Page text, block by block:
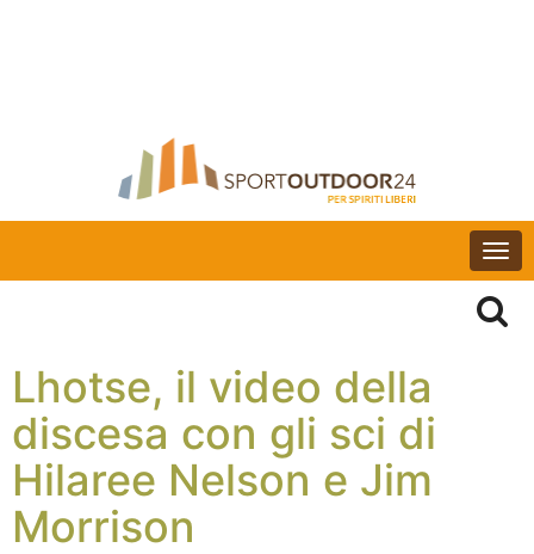
Lhotse, il video della
discesa con gli sci di
Hilaree Nelson e Jim
Morrison